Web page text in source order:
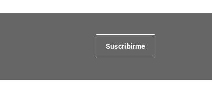
Suscribirme